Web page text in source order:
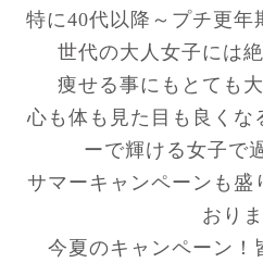
特に40代以降～プチ更年
世代の大人女子には
痩せる事にもとても
心も体も見た目も良くな
ーで輝ける女子で
サマーキャンペーンも盛
おり
今夏のキャンペーン！